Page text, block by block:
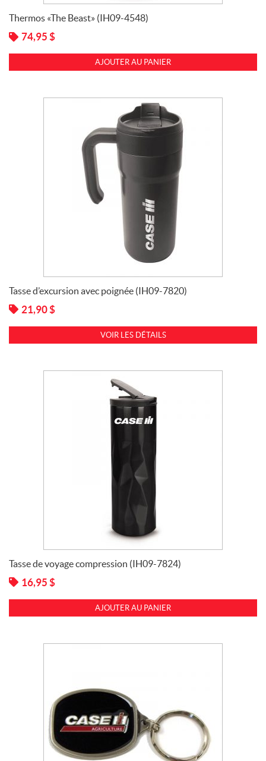
Thermos «The Beast» (IH09-4548)
74,95 $
AJOUTER AU PANIER
Tasse d’excursion avec poignée (IH09-7820)
21,90$
VOIR LES DÉTAILS
Tasse de voyage compression (IH09-7824)
16,95 $
AJOUTER AU PANIER